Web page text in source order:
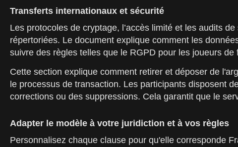
Transferts internationaux et sécurité
Les protocoles de cryptage, l’accès limité et les audits
répertoriées. Le document explique comment les
suivre des règles telles que le RGPD pour les joueurs de
Cette section explique comment retirer et déposer de
le processus de transaction. Les participants disposent
corrections ou des suppressions. Cela garantit que le
Adapter le modèle à votre juridiction et à vos règles
Personnalisez chaque clause pour qu'elle corresponde